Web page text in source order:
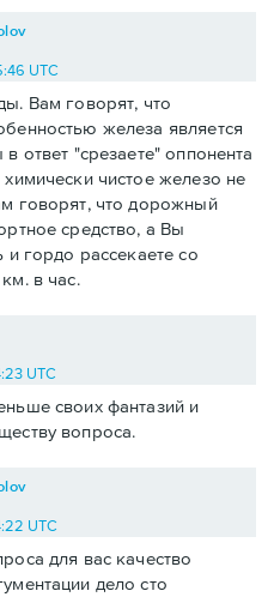
UTC
Вам говорят, что
железа является
ответ "срезаете" оппонента
чистое железо не
говорят, что дорожный
средство, а Вы
и гордо рассекаете со
в час.
UTC
своих фантазий и
вопроса.
UTC
для вас качество
дело сто